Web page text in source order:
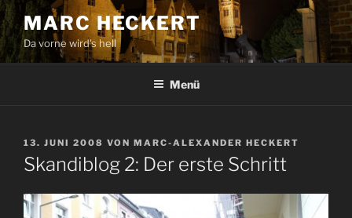
Zum
Inhalt
springen
MARC HECKERT
Da vorne wird's hell
Menü
VERÖFFENTLICHT
AM
13. JUNI 2008 VON MARC-ALEXANDER HECKERT
Skandiblog 2: Der erste Schritt